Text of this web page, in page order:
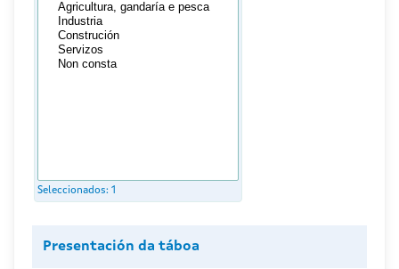
Seleccionados: 1
Presentación da táboa